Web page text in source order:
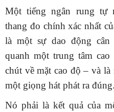
Một tiếng ngân rung tự
thang đo chính xác nhất
là một sự dao động
quanh một trung tâm
chút về mặt cao độ – và
một giọng hát phát ra đúng.
Nó phải là kết quả của